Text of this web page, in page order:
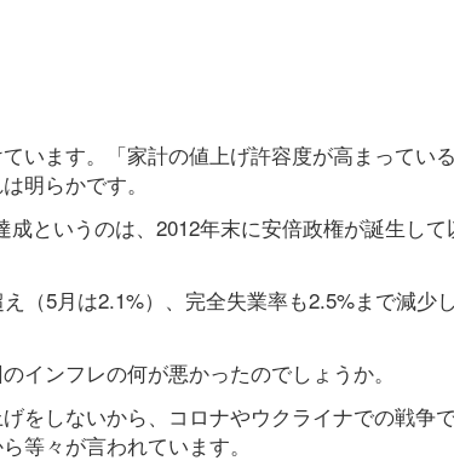
います。「家計の値上げ許容度が高まってい
明らかです。
というのは、2012年末に安倍政権が誕生して
（5月は2.1%）、完全失業率も2.5%まで減少
インフレの何が悪かったのでしょうか。
をしないから、コロナやウクライナでの戦争
等々が言われています。